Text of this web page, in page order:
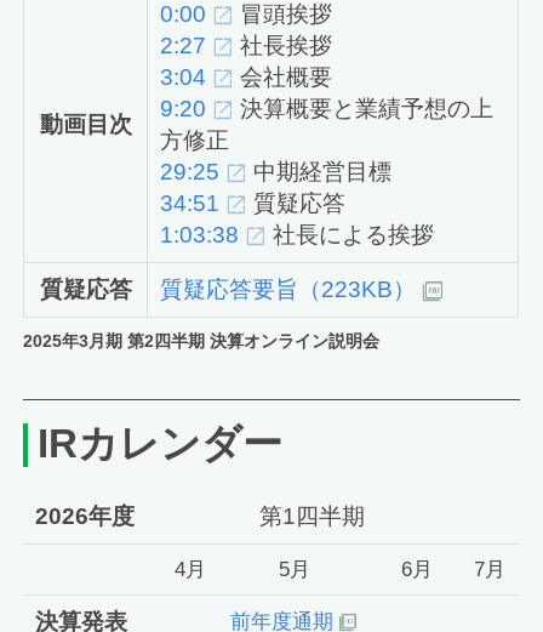
動画目次
0:00
冒頭挨拶
2:27
社長挨拶
3:04
会社概要
9:20
決算概要と業績予想の上
方修正
29:25
中期経営目標
34:51
質疑応答
1:03:38
社長による挨拶
質疑応答 質疑応答要旨（223KB）
2025年3月期第2四半期 決算オンライン説明会
IRカレンダー
2026年度 第1四半期
4月 5月 6月 7月
決算発表 前年度通期